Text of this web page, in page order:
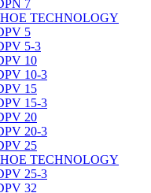
7
TECHNOLOGY
5
5-3
10
10-3
15
15-3
20
20-3
25
TECHNOLOGY
25-3
32